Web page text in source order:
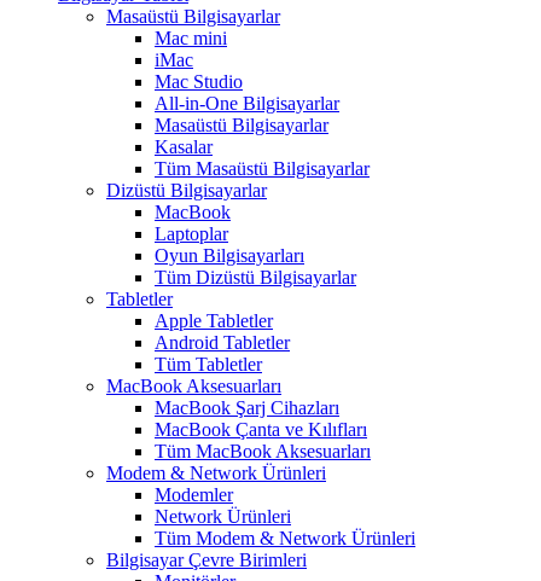
Masaüstü Bilgisayarlar
Mac mini
iMac
Mac Studio
All-in-One Bilgisayarlar
Masaüstü Bilgisayarlar
Kasalar
Tüm Masaüstü Bilgisayarlar
Dizüstü Bilgisayarlar
MacBook
Laptoplar
Oyun Bilgisayarları
Tüm Dizüstü Bilgisayarlar
Tabletler
Apple Tabletler
Android Tabletler
Tüm Tabletler
MacBook Aksesuarları
MacBook Şarj Cihazları
MacBook Çanta ve Kılıfları
Tüm MacBook Aksesuarları
Modem & Network Ürünleri
Modemler
Network Ürünleri
Tüm Modem & Network Ürünleri
Bilgisayar Çevre Birimleri